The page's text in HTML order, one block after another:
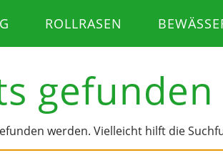
ROLLRASEN
gefunden
werden. Vielleicht hilft die